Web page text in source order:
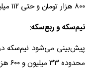
۸۰۰ هزار تومان و حتی ۱۱۲ میلیون تومان وجود دارد.
نیم‌سکه و ربع‌سکه:
محدوده ۳۳ میلیون و ۶۰۰ هزار تومان نوسان داشته باشند.